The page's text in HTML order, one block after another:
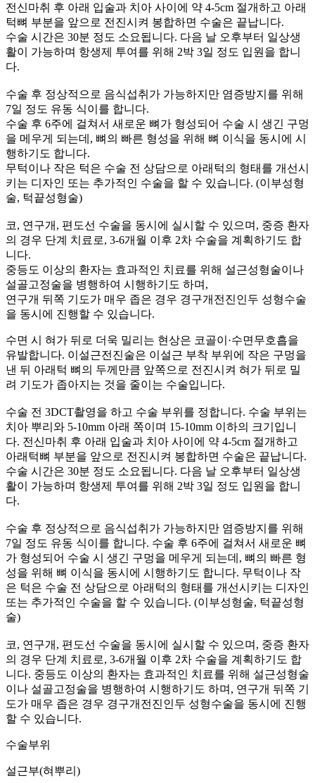
전신마취 후 아래 입술과 치아 사이에 약 4-5cm 절개하고 아래
턱뼈 부분을 앞으로 전진시켜 봉합하면 수술은 끝납니다.
수술 시간은 30분 정도 소요됩니다. 다음 날 오후부터 일상생
활이 가능하며 항생제 투여를 위해 2박 3일 정도 입원을 합니
다.
수술 후 정상적으로 음식섭취가 가능하지만 염증방지를 위해
7일 정도 유동 식이를 합니다.
수술 후 6주에 걸쳐서 새로운 뼈가 형성되어 수술 시 생긴 구멍
을 메우게 되는데, 뼈의 빠른 형성을 위해 뼈 이식을 동시에 시
행하기도 합니다.
무턱이나 작은 턱은 수술 전 상담으로 아래턱의 형태를 개선시
키는 디자인 또는 추가적인 수술을 할 수 있습니다. (이부성형
술, 턱끝성형술)
코, 연구개, 편도선 수술을 동시에 실시할 수 있으며, 중증 환자
의 경우 단계 치료로, 3-6개월 이후 2차 수술을 계획하기도 합
니다.
중등도 이상의 환자는 효과적인 치료를 위해 설근성형술이나
설골고정술을 병행하여 시행하기도 하며,
연구개 뒤쪽 기도가 매우 좁은 경우 경구개전진인두 성형수술
을 동시에 진행할 수 있습니다.
수면 시 혀가 뒤로 더욱 밀리는 현상은 코골이·수면무호흡을
유발합니다. 이설근전진술은 이설근 부착 부위에 작은 구멍을
낸 뒤 아래턱 뼈의 두께만큼 앞쪽으로 전진시켜 혀가 뒤로 밀
려 기도가 좁아지는 것을 줄이는 수술입니다.
수술 전 3DCT촬영을 하고 수술 부위를 정합니다. 수술 부위는
치아 뿌리와 5-10mm 아래 쪽이며 15-10mm 이하의 크기입니
다. 전신마취 후 아래 입술과 치아 사이에 약 4-5cm 절개하고
아래턱뼈 부분을 앞으로 전진시켜 봉합하면 수술은 끝납니다.
수술 시간은 30분 정도 소요됩니다. 다음 날 오후부터 일상생
활이 가능하며 항생제 투여를 위해 2박 3일 정도 입원을 합니
다.
수술 후 정상적으로 음식섭취가 가능하지만 염증방지를 위해
7일 정도 유동 식이를 합니다. 수술 후 6주에 걸쳐서 새로운 뼈
가 형성되어 수술 시 생긴 구멍을 메우게 되는데, 뼈의 빠른 형
성을 위해 뼈 이식을 동시에 시행하기도 합니다. 무턱이나 작
은 턱은 수술 전 상담으로 아래턱의 형태를 개선시키는 디자인
또는 추가적인 수술을 할 수 있습니다. (이부성형술, 턱끝성형
술)
코, 연구개, 편도선 수술을 동시에 실시할 수 있으며, 중증 환자
의 경우 단계 치료로, 3-6개월 이후 2차 수술을 계획하기도 합
니다. 중등도 이상의 환자는 효과적인 치료를 위해 설근성형술
이나 설골고정술을 병행하여 시행하기도 하며, 연구개 뒤쪽 기
도가 매우 좁은 경우 경구개전진인두 성형수술을 동시에 진행
할 수 있습니다.
수술부위
설근부(혀뿌리)